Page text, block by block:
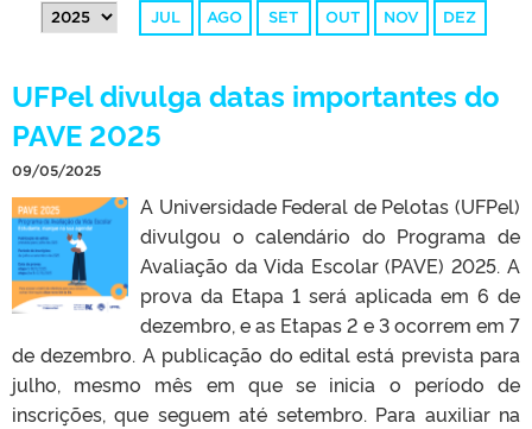
JUL AGO SET OUT NOV DEZ
UFPel divulga datas importantes do
PAVE 2025
09/05/2025
A Universidade Federal de Pelotas (UFPel)
divulgou o calendário do Programa de
Avaliação da Vida Escolar (PAVE) 2025. A
prova da Etapa 1 será aplicada em 6 de
dezembro, e as Etapas 2 e 3 ocorrem em 7
de dezembro. A publicação do edital está prevista para
julho, mesmo mês em que se inicia o período de
inscrições, que seguem até setembro. Para auxiliar na